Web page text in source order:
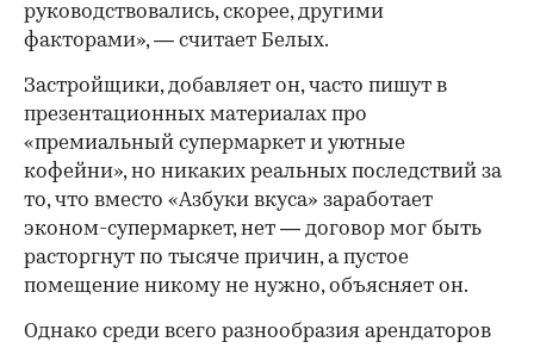
руководствовались, скорее, другими
факторами», — считает Белых.
Застройщики, добавляет он, часто пишут в
презентационных материалах про
«премиальный супермаркет и уютные
кофейни», но никаких реальных последствий за
то, что вместо «Азбуки вкуса» заработает
эконом-супермаркет, нет — договор мог быть
расторгнут по тысяче причин, а пустое
помещение никому не нужно, объясняет он.
Однако среди всего разнообразия арендаторов